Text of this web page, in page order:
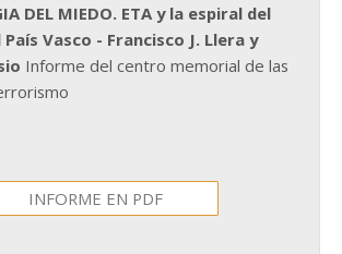
DEL MIEDO. ETA y la espiral del
Vasco - Francisco J. Llera y
Informe del centro memorial de las
INFORME EN PDF